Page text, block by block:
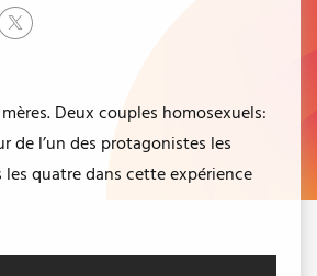
Deux couples homosexuels:
de l’un des protagonistes les
quatre dans cette expérience